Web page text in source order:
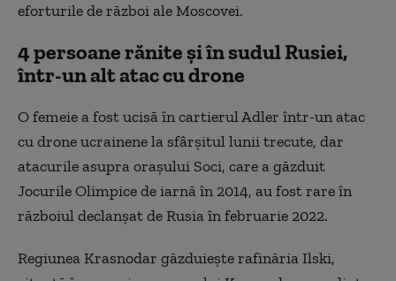
eforturile de război ale Moscovei.
4 persoane rănite și în sudul Rusiei,
într-un alt atac cu drone
O femeie a fost ucisă în cartierul Adler într-un atac
cu drone ucrainene la sfârşitul lunii trecute, dar
atacurile asupra oraşului Soci, care a găzduit
Jocurile Olimpice de iarnă în 2014, au fost rare în
războiul declanşat de Rusia în februarie 2022.
Regiunea Krasnodar găzduieşte rafinăria Ilski,